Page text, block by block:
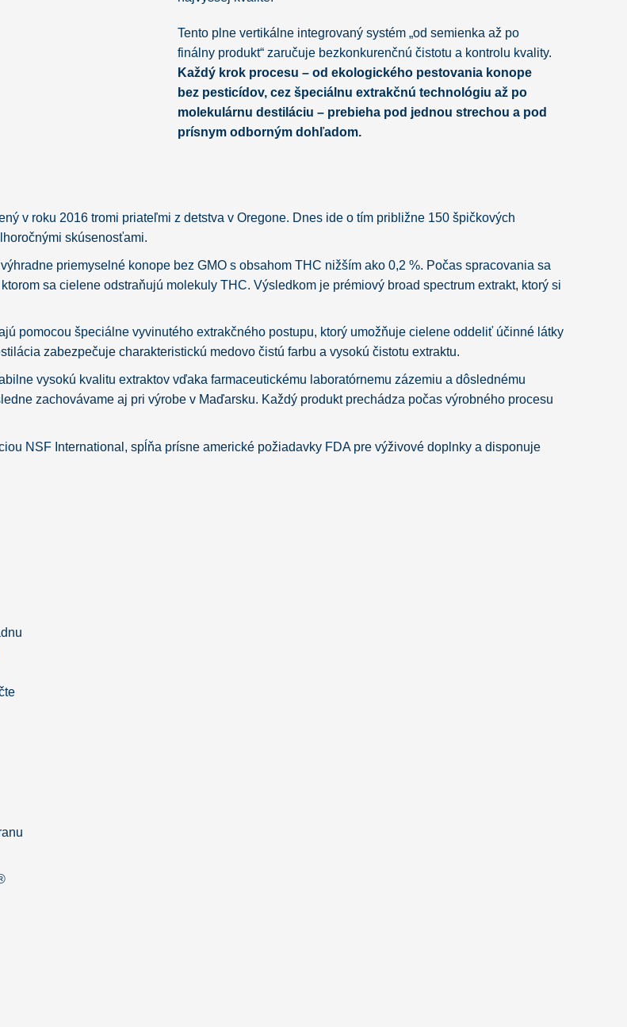
Tento plne vertikálne integrovaný systém „od semienka až po
finálny produkt“ zaručuje bezkonkurenčnú čistotu a kontrolu kvality.
Každý krok procesu – od ekologického pestovania konope
bez pesticídov, cez špeciálnu extrakčnú technológiu až po
molekulárnu destiláciu – prebieha pod jednou strechou a pod
prísnym odborným dohľadom.
v roku 2016 tromi priateľmi z detstva v Oregone. Dnes ide o tím približne 150 špičkových
skúsenosťami.
priemyselné konope bez GMO s obsahom THC nižším ako 0,2 %. Počas spracovania sa
sa cielene odstraňujú molekuly THC. Výsledkom je prémiový broad spectrum extrakt, ktorý si
pomocou špeciálne vyvinutého extrakčného postupu, ktorý umožňuje cielene oddeliť účinné látky
zabezpečuje charakteristickú medovo čistú farbu a vysokú čistotu extraktu.
vysokú kvalitu extraktov vďaka farmaceutickému laboratórnemu zázemiu a dôslednému
zachovávame aj pri výrobe v Maďarsku. Každý produkt prechádza počas výrobného procesu
NSF International, spĺňa prísne americké požiadavky FDA pre výživové doplnky a disponuje